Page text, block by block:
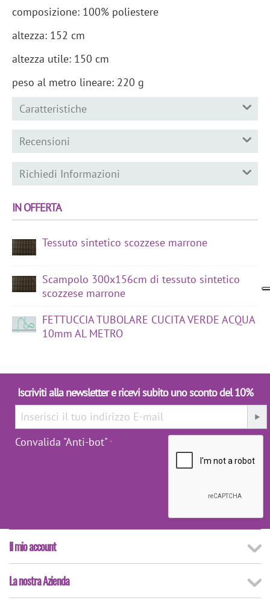
composizione: 100% poliestere
altezza: 152 cm
altezza utile: 150 cm
peso al metro lineare: 220 g
Caratteristiche
Recensioni
Richiedi Informazioni
IN OFFERTA
Tessuto sintetico scozzese marrone
Scampolo 300x156cm di tessuto sintetico
scozzese marrone
FETTUCCIA TUBOLARE CUCITA VERDE ACQUA
10mm AL METRO
Iscriviti alla newsletter e ricevi subito uno sconto del 10%
Convalida "Anti-bot"
Il mio account
La nostra Azienda